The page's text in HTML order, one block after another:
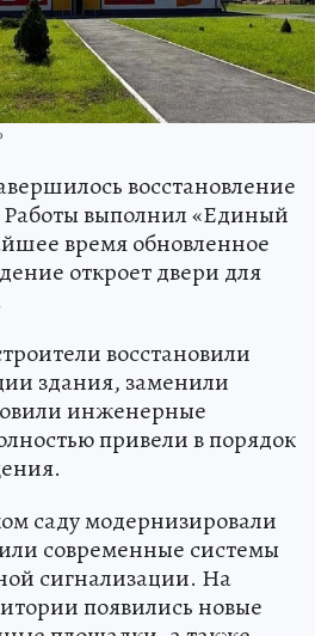
восстановление
Работы выполнил «Единый
время обновленное
откроет двери для
восстановили
здания, заменили
инженерные
привели в порядок
саду модернизировали
современные системы
сигнализации. На
появились новые